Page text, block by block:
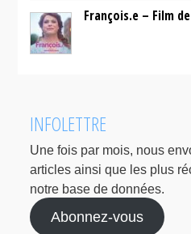
François.e – Film
INFOLETTRE
Une fois par mois, nous
articles ainsi que les plus
notre base de données.
Abonnez-vous